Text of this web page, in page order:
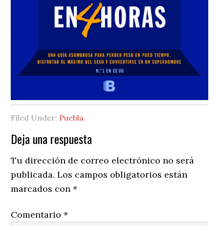
Filed Under: Puebla
Reader
Interactions
Deja una respuesta
Tu dirección de correo electrónico no será
publicada. Los campos obligatorios están
marcados con*
Comentario*